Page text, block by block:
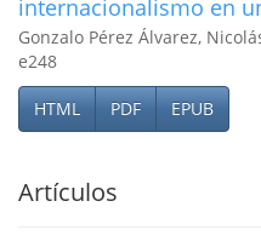
internacionalismo en
Gonzalo Pérez Álvarez,
e248
HTML PDF EPUB
Artículos